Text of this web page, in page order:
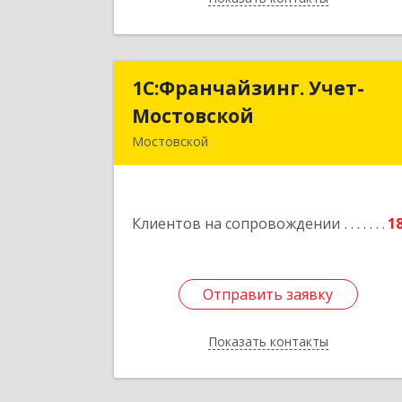
1С:Франчайзинг. Учет-
Мостовской
Мостовской
Клиентов на сопровождении
Отправить заявку
Показать контакты
1С:Франчайзинг. Учет-
корпус
Отправить заявку
Назад